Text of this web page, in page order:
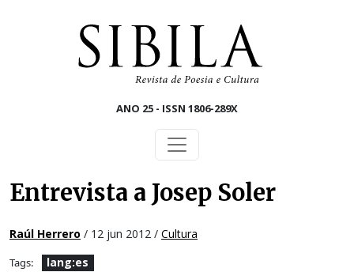
ANO 25 - ISSN 1806-289X
Entrevista a Josep Soler
Raúl Herrero / 12 jun 2012 / Cultura
Tags: lang:es